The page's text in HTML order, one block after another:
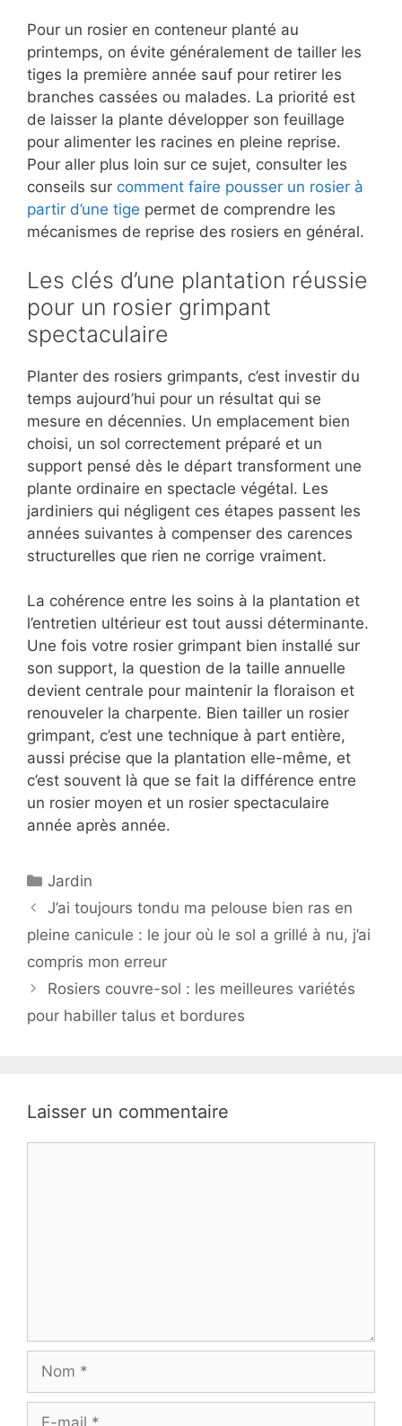
Pour un rosier en conteneur planté au
printemps, on évite généralement de tailler les
tiges la première année sauf pour retirer les
branches cassées ou malades. La priorité est
de laisser la plante développer son feuillage
pour alimenter les racines en pleine reprise.
Pour aller plus loin sur ce sujet, consulter les
conseils sur comment faire pousser un rosier à
partir d’une tige permet de comprendre les
mécanismes de reprise des rosiers en général.
Les clés d’une plantation réussie
pour un rosier grimpant
spectaculaire
Planter des rosiers grimpants, c’est investir du
temps aujourd’hui pour un résultat qui se
mesure en décennies. Un emplacement bien
choisi, un sol correctement préparé et un
support pensé dès le départ transforment une
plante ordinaire en spectacle végétal. Les
jardiniers qui négligent ces étapes passent les
années suivantes à compenser des carences
structurelles que rien ne corrige vraiment.
La cohérence entre les soins à la plantation et
l’entretien ultérieur est tout aussi déterminante.
Une fois votre rosier grimpant bien installé sur
son support, la question de la taille annuelle
devient centrale pour maintenir la floraison et
renouveler la charpente. Bien tailler un rosier
grimpant, c’est une technique à part entière,
aussi précise que la plantation elle-même, et
c’est souvent là que se fait la différence entre
un rosier moyen et un rosier spectaculaire
année après année.
Catégories
Jardin
J’ai toujours tondu ma pelouse bien ras en
pleine canicule : le jour où le sol a grillé à nu, j’ai
compris mon erreur
Rosiers couvre-sol : les meilleures variétés
pour habiller talus et bordures
Laisser un commentaire
Nom